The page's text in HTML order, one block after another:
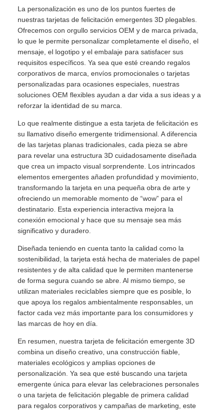
La personalización es uno de los puntos fuertes de
nuestras tarjetas de felicitación emergentes 3D plegables.
Ofrecemos con orgullo servicios OEM y de marca privada,
lo que le permite personalizar completamente el diseño, el
mensaje, el logotipo y el embalaje para satisfacer sus
requisitos específicos. Ya sea que esté creando regalos
corporativos de marca, envíos promocionales o tarjetas
personalizadas para ocasiones especiales, nuestras
soluciones OEM flexibles ayudan a dar vida a sus ideas y a
reforzar la identidad de su marca.
Lo que realmente distingue a esta tarjeta de felicitación es
su llamativo diseño emergente tridimensional. A diferencia
de las tarjetas planas tradicionales, cada pieza se abre
para revelar una estructura 3D cuidadosamente diseñada
que crea un impacto visual sorprendente. Los intrincados
elementos emergentes añaden profundidad y movimiento,
transformando la tarjeta en una pequeña obra de arte y
ofreciendo un memorable momento de “wow” para el
destinatario. Esta experiencia interactiva mejora la
conexión emocional y hace que su mensaje sea más
significativo y duradero.
Diseñada teniendo en cuenta tanto la calidad como la
sostenibilidad, la tarjeta está hecha de materiales de papel
resistentes y de alta calidad que le permiten mantenerse
de forma segura cuando se abre. Al mismo tiempo, se
utilizan materiales reciclables siempre que es posible, lo
que apoya los regalos ambientalmente responsables, un
factor cada vez más importante para los consumidores y
las marcas de hoy en día.
En resumen, nuestra tarjeta de felicitación emergente 3D
combina un diseño creativo, una construcción fiable,
materiales ecológicos y amplias opciones de
personalización. Ya sea que esté buscando una tarjeta
emergente única para elevar las celebraciones personales
o una tarjeta de felicitación plegable de primera calidad
para regalos corporativos y campañas de marketing, este